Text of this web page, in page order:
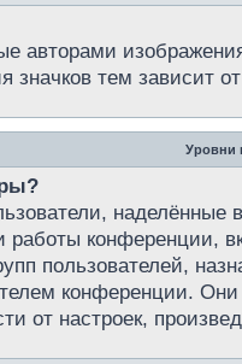
авторами
значков тем зависит
Уровни
работы конференции,
пользователей,
конференции.
от настроек,